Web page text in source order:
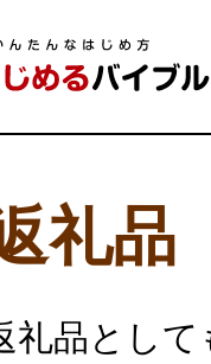
礼品
礼品とし